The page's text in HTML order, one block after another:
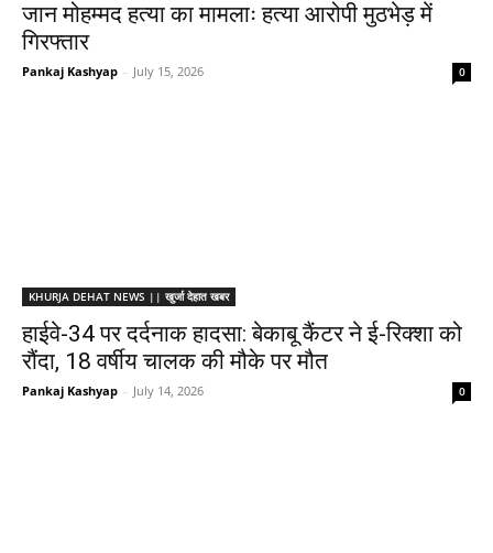
जान मोहम्मद हत्या का मामलाः हत्या आरोपी मुठभेड़ में
गिरफ्तार
Pankaj Kashyap - July 15, 2026 0
KHURJA DEHAT NEWS || खुर्जा देहात खबर
हाईवे-34 पर दर्दनाक हादसा: बेकाबू कैंटर ने ई-रिक्शा को
रौंदा, 18 वर्षीय चालक की मौके पर मौत
Pankaj Kashyap - July 14, 2026 0